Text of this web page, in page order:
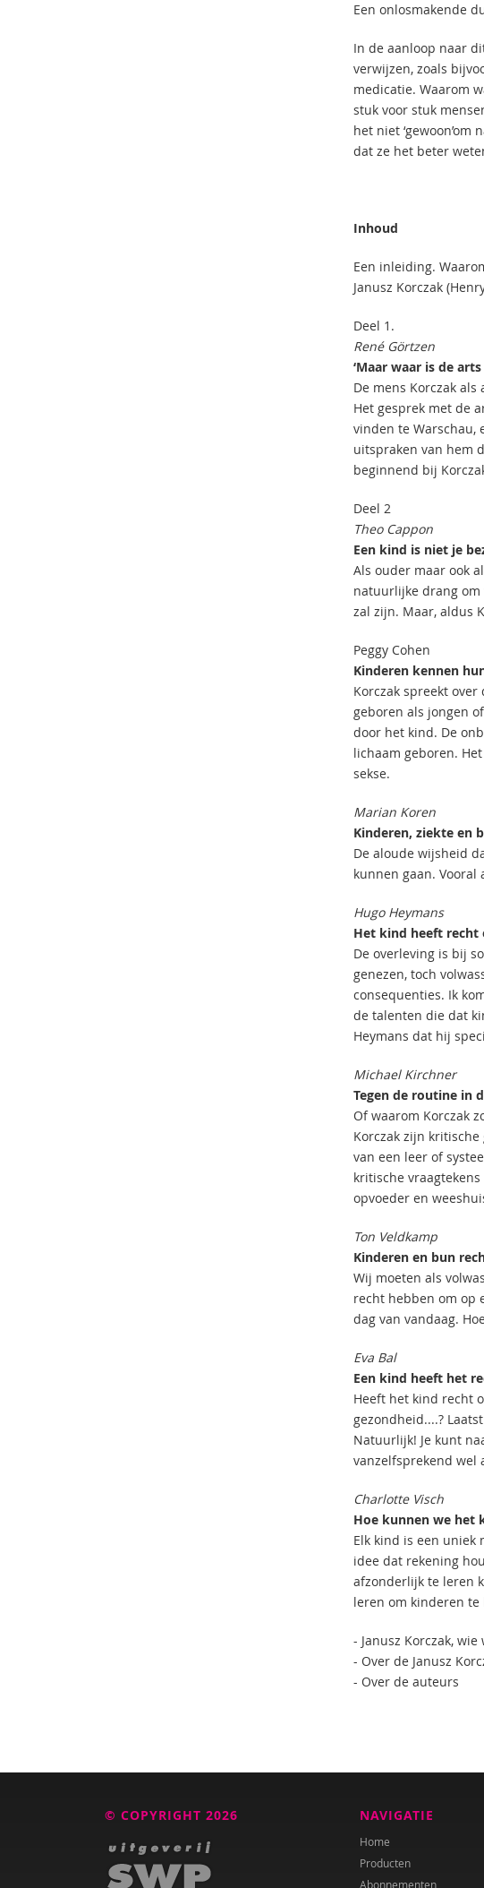
Een onlosmakende
In de aanloop naar
verwijzen, zoals
medicatie. Waarom
stuk voor stuk
het niet
dat ze het beter
Inhoud
Een inleiding.
Janusz Korczak
Deel 1.
René Görtzen
‘Maar waar is de arts
De mens Korczak
Het gesprek met de
vinden te Warschau,
uitspraken van hem
beginnend bij
Deel 2
Theo Cappon
Een kind is niet je
Als ouder maar ook
natuurlijke drang
zal zijn. Maar, aldus
Peggy Cohen
Kinderen kennen
Korczak spreekt
geboren als jongen
door het kind. De
lichaam geboren.
sekse.
Marian Koren
Kinderen, ziekte en
De aloude wijsheid
kunnen gaan.
Hugo Heymans
Het kind heeft
De overleving is bij
genezen, toch
consequenties. Ik
de talenten die dat
Heymans dat hij
Michael Kirchner
Tegen de routine in
Of waarom Korczak zo
Korczak zijn
van een leer of
kritische
opvoeder en
Ton Veldkamp
Kinderen en bun
Wij moeten als
recht hebben om op
dag van vandaag.
Eva Bal
Een kind heeft het
Heeft het kind recht
gezondheid....?
Natuurlijk! Je kunt
vanzelfsprekend wel
Charlotte Visch
Hoe kunnen we het
Elk kind is een uniek
idee dat rekening
afzonderlijk te leren
leren om kinderen te
- Janusz Korczak, wie
- Over de Janusz
- Over de auteurs
© COPYRIGHT 2026 NAVIGATIE
Home
Producten
Abonnementen